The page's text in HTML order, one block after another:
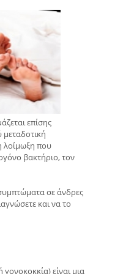
επίσης
μεταδοτική
λοίμωξη που
βακτήριο, τον
σε άνδρες
και να το
είναι μια